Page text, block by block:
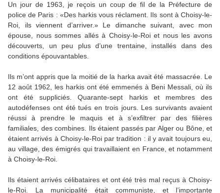
Un jour de 1963, je reçois un coup de fil de la Préfecture de
police de Paris : «Des harkis vous réclament. Ils sont à Choisy-le-
Roi, ils viennent d’arriver.» Le dimanche suivant, avec mon
épouse, nous sommes allés à Choisy-le-Roi et nous les avons
découverts, un peu plus d’une trentaine, installés dans des
conditions épouvantables.
Ils m’ont appris que la moitié de la harka avait été massacrée. Le
12 août 1962, les harkis ont été emmenés à Beni Messali, où ils
ont été suppliciés. Quarante-sept harkis et membres des
autodéfenses ont été tués en trois jours. Les survivants avaient
réussi à prendre le maquis et à s’exfiltrer par des filières
familiales, des combines. Ils étaient passés par Alger ou Bône, et
étaient arrivés à Choisy-le-Roi par tradition : il y avait toujours eu,
au village, des émigrés qui travaillaient en France, et notamment
à Choisy-le-Roi.
Ils étaient arrivés célibataires et ont été très mal reçus à Choisy-
le-Roi. La municipalité était communiste, et l’importante